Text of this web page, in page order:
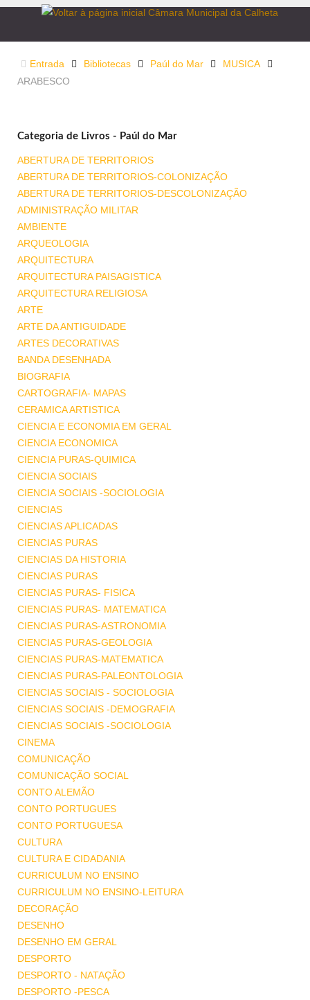
Entrada Bibliotecas Paúl do Mar
MUSICA
ARABESCO
Categoria de Livros - Paúl do Mar
ABERTURA DE TERRITORIOS
ABERTURA DE TERRITORIOS-COLONIZAÇÃO
ABERTURA DE TERRITORIOS-DESCOLONIZAÇÃO
ADMINISTRAÇÃO MILITAR
AMBIENTE
ARQUEOLOGIA
ARQUITECTURA
ARQUITECTURA PAISAGISTICA
ARQUITECTURA RELIGIOSA
ARTE
ARTE DA ANTIGUIDADE
ARTES DECORATIVAS
BANDA DESENHADA
BIOGRAFIA
CARTOGRAFIA- MAPAS
CERAMICA ARTISTICA
CIENCIA E ECONOMIA EM GERAL
CIENCIA ECONOMICA
CIENCIA PURAS-QUIMICA
CIENCIA SOCIAIS
CIENCIA SOCIAIS -SOCIOLOGIA
CIENCIAS
CIENCIAS APLICADAS
CIENCIAS PURAS
CIENCIAS DA HISTORIA
CIENCIAS PURAS
CIENCIAS PURAS- FISICA
CIENCIAS PURAS- MATEMATICA
CIENCIAS PURAS-ASTRONOMIA
CIENCIAS PURAS-GEOLOGIA
CIENCIAS PURAS-MATEMATICA
CIENCIAS PURAS-PALEONTOLOGIA
CIENCIAS SOCIAIS - SOCIOLOGIA
CIENCIAS SOCIAIS -DEMOGRAFIA
CIENCIAS SOCIAIS -SOCIOLOGIA
CINEMA
COMUNICAÇÃO
COMUNICAÇÃO SOCIAL
CONTO ALEMÃO
CONTO PORTUGUES
CONTO PORTUGUESA
CULTURA
CULTURA E CIDADANIA
CURRICULUM NO ENSINO
CURRICULUM NO ENSINO-LEITURA
DECORAÇÃO
DESENHO
DESENHO EM GERAL
DESPORTO
DESPORTO - NATAÇÃO
DESPORTO -PESCA